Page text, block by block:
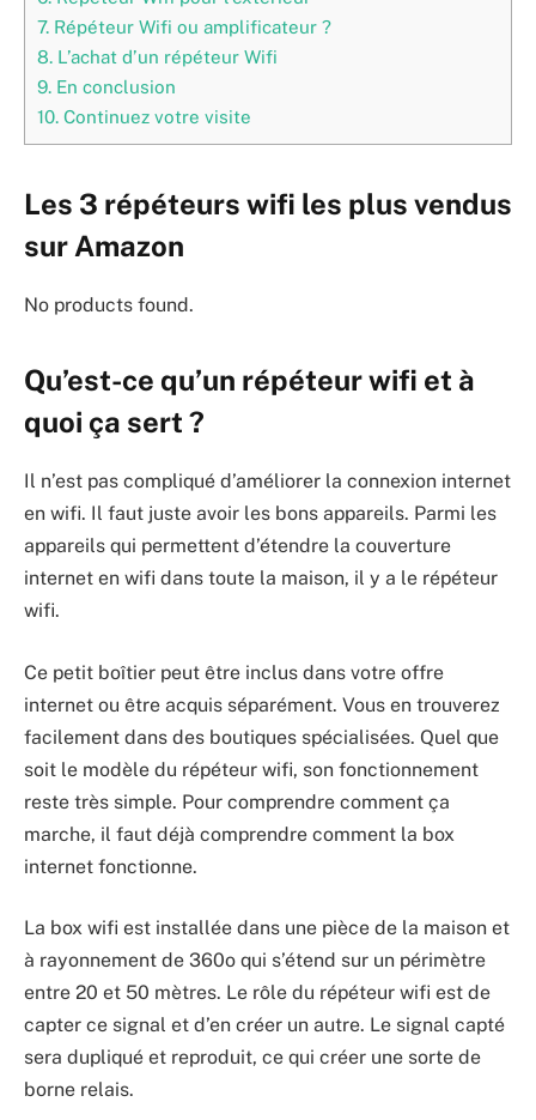
7. Répéteur Wifi ou amplificateur ?
8. L’achat d’un répéteur Wifi
9. En conclusion
10. Continuez votre visite
Les 3 répéteurs wifi les plus vendus
sur Amazon
No products found.
Qu’est-ce qu’un répéteur wifi et à
quoi ça sert ?
Il n’est pas compliqué d’améliorer la connexion internet
en wifi. Il faut juste avoir les bons appareils. Parmi les
appareils qui permettent d’étendre la couverture
internet en wifi dans toute la maison, il y a le répéteur
wifi.
Ce petit boîtier peut être inclus dans votre offre
internet ou être acquis séparément. Vous en trouverez
facilement dans des boutiques spécialisées. Quel que
soit le modèle du répéteur wifi, son fonctionnement
reste très simple. Pour comprendre comment ça
marche, il faut déjà comprendre comment la box
internet fonctionne.
La box wifi est installée dans une pièce de la maison et
à rayonnement de 360o qui s’étend sur un périmètre
entre 20 et 50 mètres. Le rôle du répéteur wifi est de
capter ce signal et d’en créer un autre. Le signal capté
sera dupliqué et reproduit, ce qui créer une sorte de
borne relais.